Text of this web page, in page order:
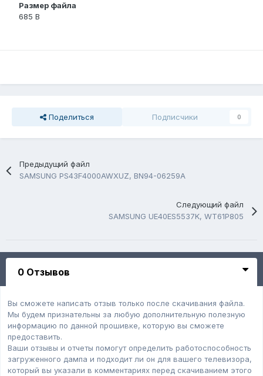
Размер файла
685 B
Поделиться Подписчики 0
Предыдущий файл
SAMSUNG PS43F4000AWXUZ, BN94-06259A
Следующий файл
SAMSUNG UE40ES5537K, WT61P805
0 Отзывов
Вы сможете написать отзыв только после скачивания файла.
Мы будем признательны за любую дополнительную полезную
информацию по данной прошивке, которую вы сможете
предоставить.
Ваши отзывы и отчеты помогут определить работоспособность
загруженного дампa и подходит ли он для вашего телевизора,
который вы указали в комментариях перед скачиванием этого